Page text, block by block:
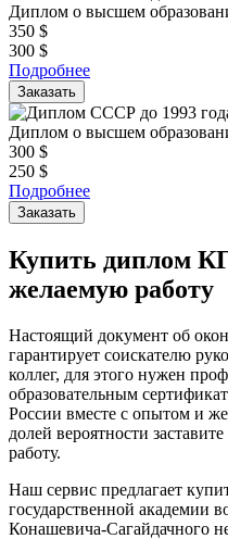
Диплом о высшем
350 $
300 $
Подробнее
Заказать
Диплом о высшем
300 $
250 $
Подробнее
Заказать
Купить диплом
желаемую работу
Настоящий документ об
гарантирует соискателю
коллег, для этого нужен
образовательным
России вместе с опытом и
долей вероятности
работу.
Наш сервис предлагает
государственной академии
Конашевича-Сагайдачного